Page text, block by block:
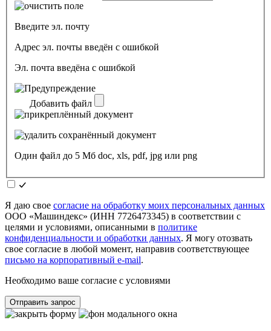
Введите эл. почту
Адрес эл. почты введён с ошибкой
Эл. почта введёна с ошибкой
Добавить файл
Один файл до 5 Мб doc, xls, pdf, jpg или png
Я даю свое согласие на обработку моих персональных данных
ООО «Машиндекс» (ИНН 7726473345) в соответствии с
целями и условиями, описанными в политике
конфиденциальности и обработки данных. Я могу отозвать
свое согласие в любой момент, направив соответствующее
письмо на корпоративный e-mail.
Необходимо ваше согласие с условиями
Отправить запрос